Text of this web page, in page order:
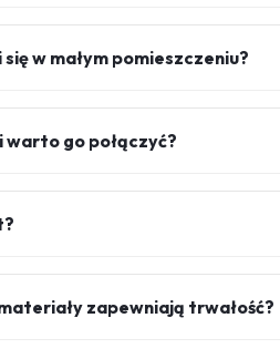
w małym pomieszczeniu?
warto go połączyć?
zapewniają trwałość?